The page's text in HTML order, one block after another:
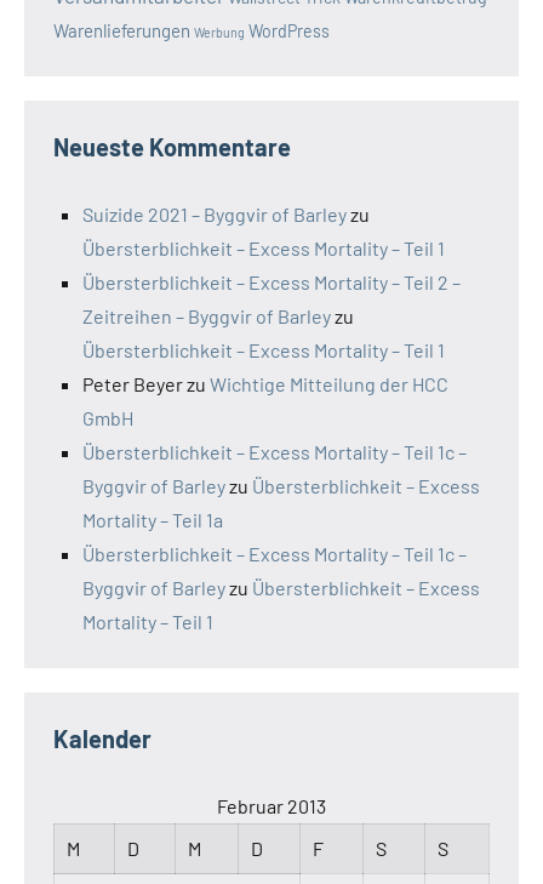
Warenlieferungen Werbung WordPress
Neueste Kommentare
Suizide 2021 – Byggvir of Barleyzu
Übersterblichkeit – Excess Mortality – Teil 1
Übersterblichkeit – Excess Mortality – Teil 2 –
Zeitreihen – Byggvir of Barleyzu
Übersterblichkeit – Excess Mortality – Teil 1
Peter Beyerzu Wichtige Mitteilung der HCC
GmbH
Übersterblichkeit – Excess Mortality – Teil 1c –
Byggvir of Barleyzu Übersterblichkeit – Excess
Mortality – Teil 1a
Übersterblichkeit – Excess Mortality – Teil 1c –
Byggvir of Barleyzu Übersterblichkeit – Excess
Mortality – Teil 1
Kalender
Februar 2013
M
D M D F S S